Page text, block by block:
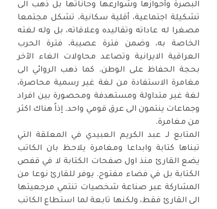
البصرة وأحوازها وشوارعها وحاناتها بل ذهب الى
تشكيلة اجتماعية، أقلية سكانية، تشكل مجتمعا
مصغرا له عاداته وتقاليده وعلاقاته، بل وله لغته
الخاصة به، وضمن فترة عصيبة، فترة الحرب
العراقية الايرانية وتصاعد محاولات الغاء الآخر
بحجة الحفاظ على الوطن. كما ذهب الروائي الى
مغامرة الاستفادة من لغة غير رسمية محاصرة،
لغة غير متداولة ومستهدفة ومحصورة بين افراد
وجماعات ينتمون الى عرق قومي واحد. إذاً هناك اكثر
من مغامرة.
المتابع لـ عبد الكريم العبيدي في المعلقة التي
تبناها كتابة وابداعا ومغامرة يلاحظ بان الكاتب
يضع القارئ منذ اول صفحات الكتابة لا في قفص
الكتابة بل في فضاء مفتوح. يوفر للقارئ نوعا من
المشاركة عبر صناعة شخصيات تنتمي مرجعيتها
الى القارئ فقط، ولكنها تابعة لما استطاع الكاتب